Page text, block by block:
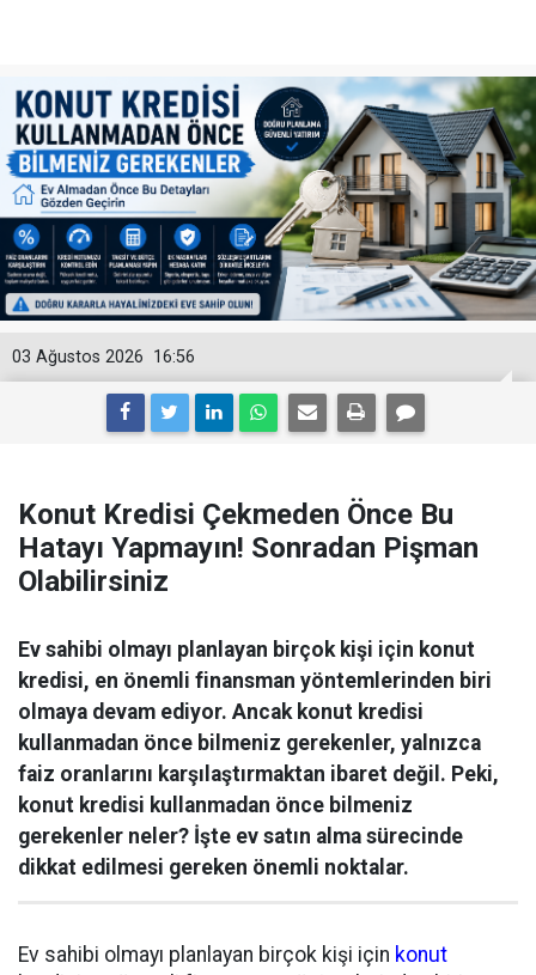
16:56
03 Ağustos 2026
Konut Kredisi Çekmeden Önce Bu
Hatayı Yapmayın! Sonradan Pişman
Olabilirsiniz
Ev sahibi olmayı planlayan birçok kişi için konut
kredisi, en önemli finansman yöntemlerinden biri
olmaya devam ediyor. Ancak konut kredisi
kullanmadan önce bilmeniz gerekenler, yalnızca
faiz oranlarını karşılaştırmaktan ibaret değil. Peki,
konut kredisi kullanmadan önce bilmeniz
gerekenler neler? İşte ev satın alma sürecinde
dikkat edilmesi gereken önemli noktalar.
Ev sahibi olmayı planlayan birçok kişi için konut